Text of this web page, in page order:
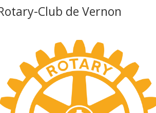
Club de Vernon